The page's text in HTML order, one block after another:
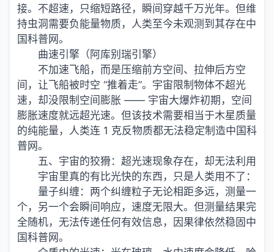
接。不超速，只缩短路径，瞬间穿越千万光年。但维
持虫洞需要负能量物质，人类至今未观测到其存在中
国科普网。
曲速引擎（阿库别瑞引擎）
不加速飞船，而是压缩前方空间、拉伸后方空
间，让飞船被时空 “推着走”。宇宙限制物体不超光
速，却没限制空间膨胀 —— 宇宙大爆炸初期，空间
膨胀速度就远超光速。但该技术需要相当于木星质量
的纯能量，人类连 1 克反物质都无法稳定制造中国科
普网。
五、宇宙的狡猾：超光速现象存在，却无法利用
宇宙里真的有比光快的东西，只是人类用不了：
量子纠缠：两个纠缠粒子无论相距多远，测量一
个，另一个会瞬间响应，速度无限大。但测量结果完
全随机，无法传递任何有效信息，因果律依然稳固中
国科普网。